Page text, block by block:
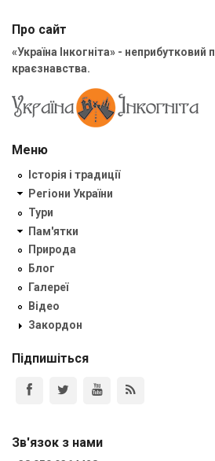
Про сайт
«Україна Інкогніта» - неприбутковий
краєзнавства.
Меню
Історія і традиції
Регіони України
Тури
Пам'ятки
Природа
Блог
Галереї
Відео
Закордон
Підпишіться
Зв'язок з нами